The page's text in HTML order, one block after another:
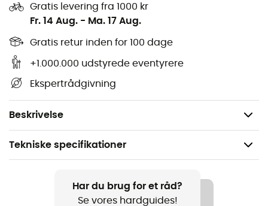
Gratis levering fra 1000 kr
Fr. 14 Aug. - Ma. 17 Aug.
Gratis retur inden for 100 dage
+1.000.000 udstyrede eventyrere
Ekspertrådgivning
Beskrivelse
Beskytter blandt andet mod malaria, gul feber,
dengue, chikungunya og zika
Velegnet fra 18 år
Indeholder det lugtfri og bitre stof Bitrex® for at
Volumen: 60 mL
Tekniske specifikationer
Vandreture / Trekking / Rejse / Camping / Bivuak
Har du brug for et råd?
Se vores hardguides!